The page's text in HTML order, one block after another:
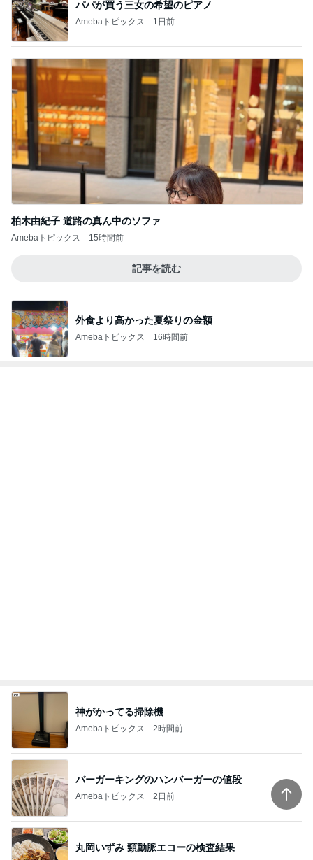
柏木由紀子 道路の真ん中のソファ
Amebaトピックス 15時間前
記事を読む
外食より高かった夏祭りの金額
Amebaトピックス 16時間前
丸岡いずみ 頸動脈エコーの検査結果
Amebaトピックス 1日前
沈黙を破った公式の意味深な投稿